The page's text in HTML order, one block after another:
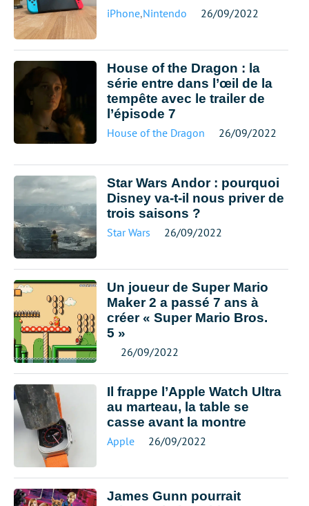
iPhone,Nintendo 26/09/2022
House of the Dragon : la
série entre dans l’œil de la
tempête avec le trailer de
l’épisode 7
House of the Dragon 26/09/2022
Star Wars Andor : pourquoi
Disney va-t-il nous priver de
trois saisons ?
Star Wars 26/09/2022
Un joueur de Super Mario
Maker 2 a passé 7 ans à
créer « Super Mario Bros.
5 »
26/09/2022
Il frappe l’Apple Watch Ultra
au marteau, la table se
casse avant la montre
Apple 26/09/2022
James Gunn pourrait